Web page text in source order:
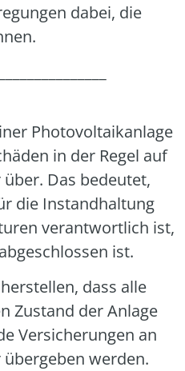
dabei, die
Pho­to­vol­ta­ik­an­la­ge
in der Regel auf
Das bedeu­tet,
die Instand­hal­tung
ver­ant­wort­lich ist,
ist.
dass alle
Zustand der Anla­ge
Ver­si­che­run­gen an
wer­den.